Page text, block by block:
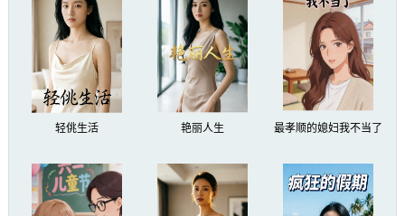
回去吧！”周红颜将那瓶罗曼尼康蒂洋酒拿进了
屋。
“送回去？”秦江直接打开：“沈如霜这种臭屁
女人，天天惹我烦，没把她吊起来打就不错了。”
“喝她一瓶酒怎么了？”
轻佻生活 艳丽人生 最孝顺的媳妇我不当了